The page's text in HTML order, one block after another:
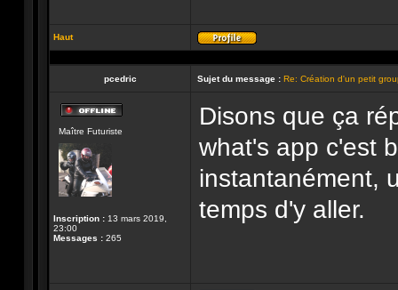
Haut
Profil
pcedric Sujet du message : Re: Création d'un petit
Maître Futuriste
Inscription : 13 mars 2019,
23:00
Messages : 265
Disons que ça
what's app c'est
instantanément,
temps d'y aller.